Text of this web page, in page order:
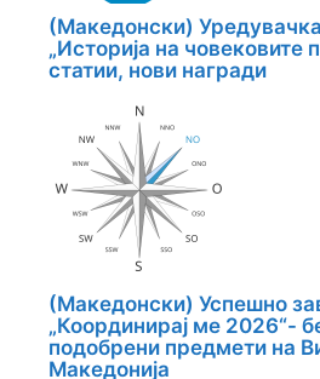
(Македонски)
„Историја на човековите
статии, нови награди
(Македонски) Успешно
„Координирај ме 2026“-
подобрени предмети на
Македонија